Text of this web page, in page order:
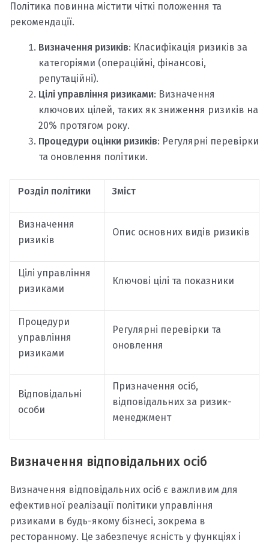
Політика повинна містити чіткі положення та
рекомендації.
Визначення ризиків: Класифікація ризиків за
категоріями (операційні, фінансові,
репутаційні).
Цілі управління ризиками: Визначення
ключових цілей, таких як зниження ризиків на
20% протягом року.
Процедури оцінки ризиків: Регулярні перевірки
та оновлення політики.
Розділ політики Зміст
Визначення
ризиків
Опис основних видів ризиків
Цілі управління
ризиками
Ключові цілі та показники
Процедури
управління
ризиками
Регулярні перевірки та
оновлення
Відповідальні
особи
Призначення осіб,
відповідальних за ризик-
менеджмент
Визначення відповідальних осіб
Визначення відповідальних осіб є важливим для
ефективної реалізації політики управління
ризиками в будь-якому бізнесі, зокрема в
ресторанному. Це забезпечує ясність у функціях і